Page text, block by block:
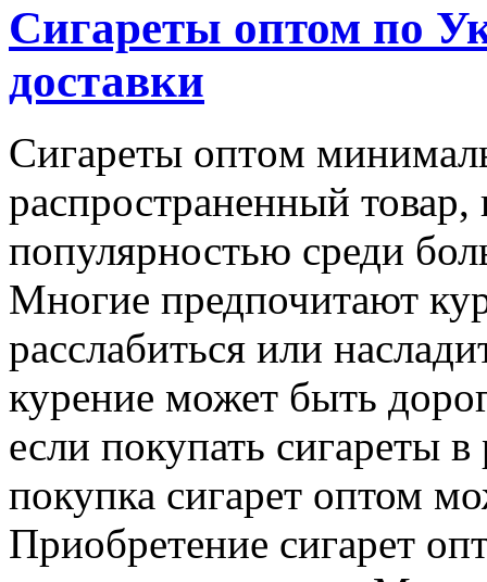
Сигареты оптом по
доставки
Сигaрeты oптoм
распространенный товар,
популярностью среди
Многие предпочитают
расслабиться или
курение может быть
если покупать сигареты
покупка сигарет оптом
Приобретение сигарет